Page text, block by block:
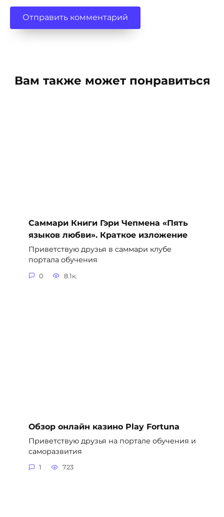
Вам также может понравиться
Саммари Книги Гэри Чепмена «Пять
языков любви». Краткое изложение
Приветствую друзья в саммари клубе
портала обучения
0 8.1к.
Обзор онлайн казино Play Fortuna
Приветствую друзья на портале обучения и
саморазвития
1 723